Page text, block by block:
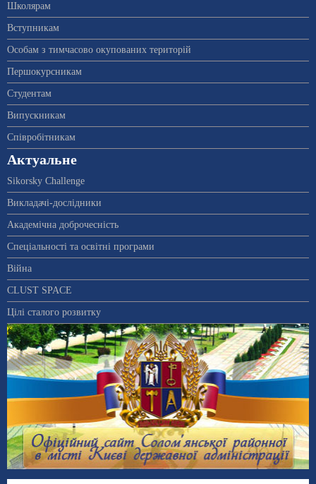
Школярам
Вступникам
Особам з тимчасово окупованих територій
Першокурсникам
Студентам
Випускникам
Співробітникам
Актуальне
Sikorsky Challenge
Викладачі-дослідники
Академічна доброчесність
Спеціальності та освітні програми
Війна
CLUST SPACE
Цілі сталого розвитку